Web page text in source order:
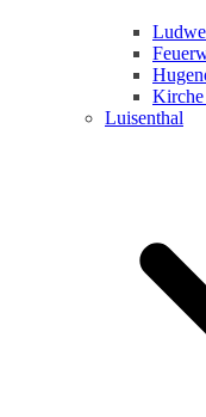
Kirche
Luisenthal